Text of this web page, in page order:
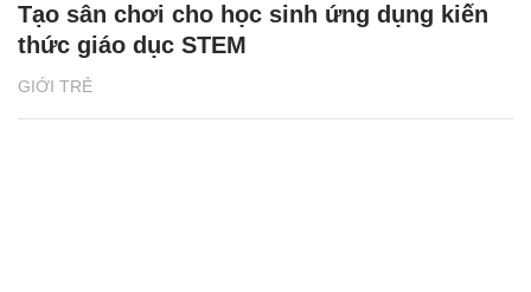
GIỚI TRẺ
Tạo sân chơi cho học sinh ứng dụng kiến
thức giáo dục STEM